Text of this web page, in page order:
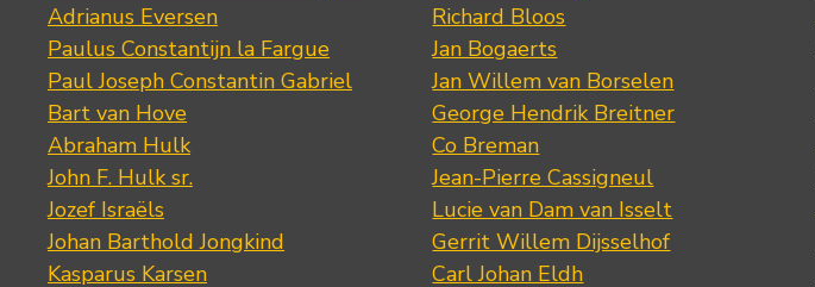
Adrianus Eversen
Paulus Constantijn la Fargue
Paul Joseph Constantin Gabriel
Bart van Hove
Abraham Hulk
John F. Hulk sr.
Jozef Israëls
Johan Barthold Jongkind
Kasparus Karsen
Richard Bloos
Jan Bogaerts
Jan Willem van Borselen
George Hendrik Breitner
Co Breman
Jean-Pierre Cassigneul
Lucie van Dam van Isselt
Gerrit Willem Dijsselhof
Carl Johan Eldh